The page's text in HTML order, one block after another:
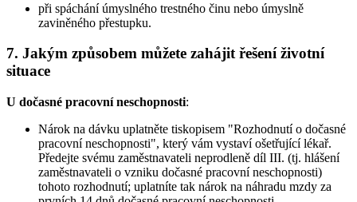
při spáchání úmyslného trestného činu nebo úmyslně
zaviněného přestupku.
7. Jakým způsobem můžete zahájit řešení životní
situace
U dočasné pracovní neschopnosti:
Nárok na dávku uplatněte tiskopisem "Rozhodnutí o dočasné
pracovní neschopnosti", který vám vystaví ošetřující lékař.
Předejte svému zaměstnavateli neprodleně díl III. (tj. hlášení
zaměstnavateli o vzniku dočasné pracovní neschopnosti)
tohoto rozhodnutí; uplatníte tak nárok na náhradu mzdy za